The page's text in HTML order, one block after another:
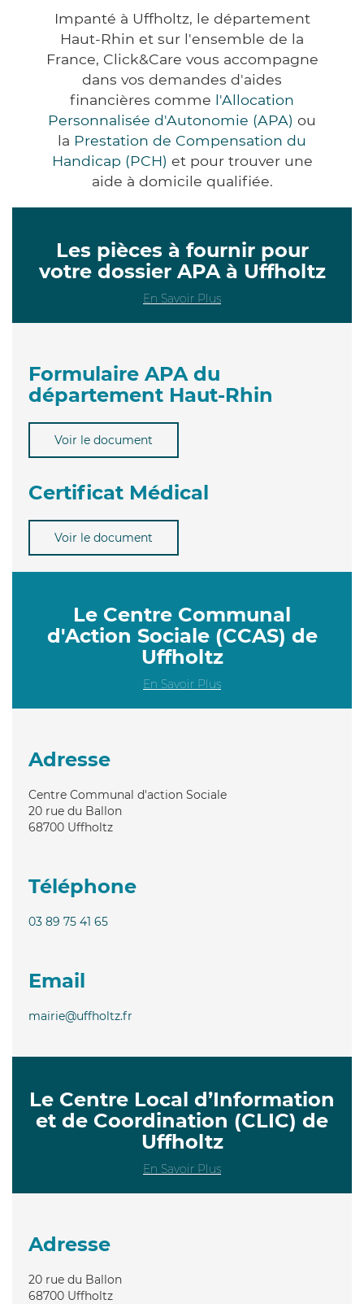
Impanté à Uffholtz, le département
Haut-Rhin et sur l'ensemble de la
France, Click&Care vous accompagne
dans vos demandes d'aides
financières comme l'Allocation
Personnalisée d'Autonomie (APA) ou
la Prestation de Compensation du
Handicap (PCH) et pour trouver une
aide à domicile qualifiée.
Les pièces à fournir pour
votre dossier APA à Uffholtz
En Savoir Plus
Formulaire APA du
département Haut-Rhin
Voir le document
Certificat Médical
Voir le document
Le Centre Communal
d'Action Sociale (CCAS) de
Uffholtz
En Savoir Plus
Adresse
Centre Communal d'action Sociale
20 rue du Ballon
68700 Uffholtz
Téléphone
03 89 75 41 65
Email
mairie@uffholtz.fr
Le Centre Local d’Information
et de Coordination (CLIC) de
Uffholtz
En Savoir Plus
Adresse
20 rue du Ballon
68700 Uffholtz